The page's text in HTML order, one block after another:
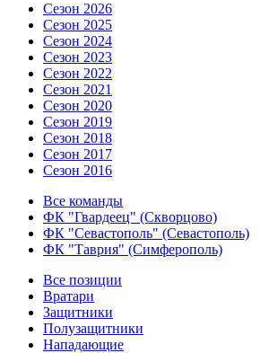
Сезон 2026
Сезон 2025
Сезон 2024
Сезон 2023
Сезон 2022
Сезон 2021
Сезон 2020
Сезон 2019
Сезон 2018
Сезон 2017
Сезон 2016
Все команды
ФК "Гвардеец" (Скворцово)
ФК "Севастополь" (Севастополь)
ФК "Таврия" (Симферополь)
Все позиции
Вратари
Защитники
Полузащитники
Нападающие